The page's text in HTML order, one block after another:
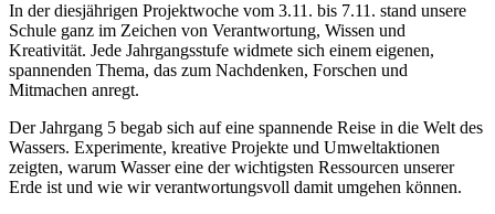
In der diesjährigen Projektwoche vom 3.11. bis 7.11. stand unsere
Schule ganz im Zeichen von Verantwortung, Wissen und
Kreativität. Jede Jahrgangsstufe widmete sich einem eigenen,
spannenden Thema, das zum Nachdenken, Forschen und
Mitmachen anregt.
Der Jahrgang 5 begab sich auf eine spannende Reise in die Welt des
Wassers. Experimente, kreative Projekte und Umweltaktionen
zeigten, warum Wasser eine der wichtigsten Ressourcen unserer
Erde ist und wie wir verantwortungsvoll damit umgehen können.